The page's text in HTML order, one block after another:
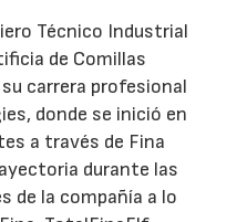
Técnico Industrial
de Comillas
carrera profesional
donde se inició en
a través de Fina
durante las
de la compañía a lo